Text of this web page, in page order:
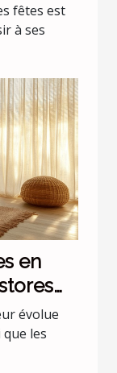
fêtes est
à ses
en
évolue
les